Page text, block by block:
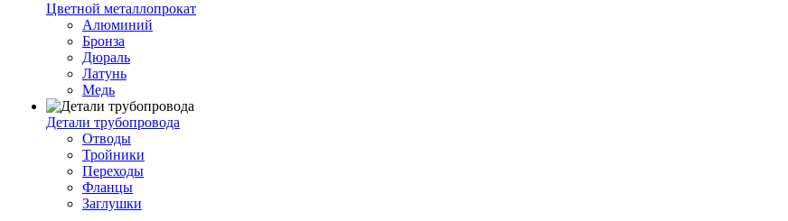
Цветной металлопрокат
Алюминий
Бронза
Дюраль
Латунь
Медь
Детали трубопровода
Отводы
Тройники
Переходы
Фланцы
Заглушки